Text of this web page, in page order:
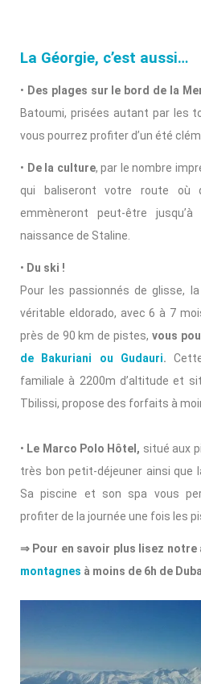
La Géorgie, c’est aussi…
• Des plages sur le bord de la
Batoumi, prisées autant par les
vous pourrez profiter d’un été
• De la culture, par le nombre
qui baliseront votre route où
emmèneront peut-être
naissance de Staline.
• Du ski !
Pour les passionnés de glisse,
véritable eldorado, avec 6 à 7
près de 90 km de pistes, vous
de Bakuriani ou Gudauri.
familiale à 2200m d’altitude et
Tbilissi, propose des forfaits à
• Le Marco Polo Hôtel, situé aux
très bon petit-déjeuner ainsi que
Sa piscine et son spa vous
profiter de la journée une fois les
⇒ Pour en savoir plus lisez notre
montagnes à moins de 6h de